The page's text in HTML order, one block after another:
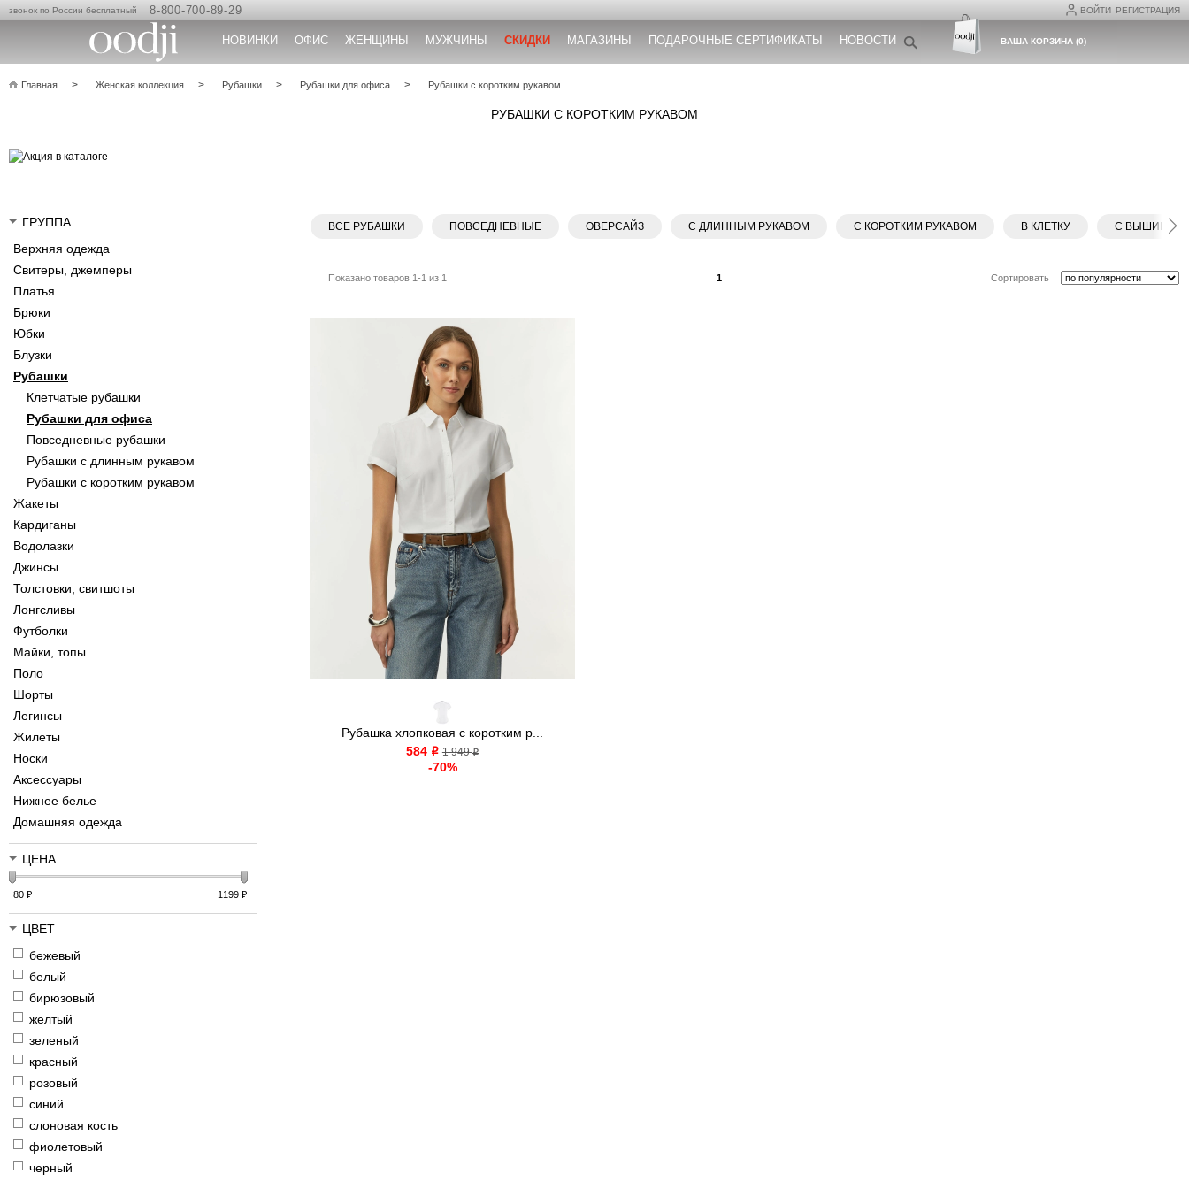
ВОЙТИ РЕГИСТРАЦИЯ
звонок по России бесплатный 8-800-700-89-29
НОВИНКИ ОФИС ЖЕНЩИНЫ МУЖЧИНЫ СКИДКИ МАГАЗИНЫ ПОДАРОЧНЫЕ СЕРТИФИКАТЫ НОВОСТИ ВАША КОРЗИНА(0)
Главная Женская коллекция Рубашки Рубашки для офиса Рубашки с коротким рукавом
РУБАШКИ С КОРОТКИМ РУКАВОМ
ГРУППА
Верхняя одежда
Свитеры, джемперы
Платья
Брюки
Юбки
Блузки
Рубашки
Клетчатые рубашки
Рубашки для офиса
Повседневные рубашки
Рубашки с длинным рукавом
Рубашки с коротким рукавом
Жакеты
Кардиганы
Водолазки
Джинсы
Толстовки, свитшоты
Лонгсливы
Футболки
Майки, топы
Поло
Шорты
Легинсы
Жилеты
Носки
Аксессуары
Нижнее белье
Домашняя одежда
ЦЕНА
80 ₽ 1199₽
ЦВЕТ
бежевый
белый
бирюзовый
желтый
зеленый
красный
розовый
синий
слоновая кость
фиолетовый
черный
ВСЕ РУБАШКИ ПОВСЕДНЕВНЫЕ ОВЕРСАЙЗ С ДЛИННЫМ РУКАВОМ С КОРОТКИМ РУКАВОМ В КЛЕТКУ С ВЫШИВКОЙ
Показано товаров 1-1 из 1 1 Сортировать
Рубашка хлопковая с коротким р...
584 o 1 949o
-70%